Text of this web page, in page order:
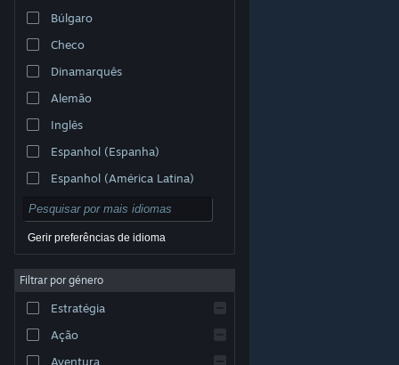
© Valve Corporation. Todos os direitos reservados.
respetivos proprietários nos E.U.A. e outros países.
Acessibilidade
Reembolsos|Cookies
Búlgaro
Checo
Dinamarquês
Alemão
Inglês
Espanhol (Espanha)
Espanhol (América Latina)
Gerir preferências de idioma
Filtrar por género
Estratégia
Ação
Aventura